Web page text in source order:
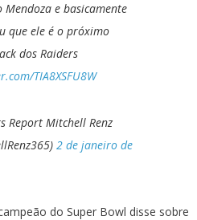
Mendoza e basicamente
que ele é o próximo
dos Raiders
TIA8XSFU8W
Report Mitchell Renz
2 de janeiro de
do Super Bowl disse sobre